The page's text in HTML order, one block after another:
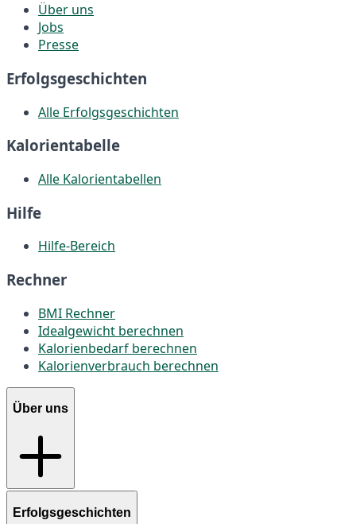
Über uns
Jobs
Presse
Erfolgsgeschichten
Alle Erfolgsgeschichten
Kalorientabelle
Alle Kalorientabellen
Hilfe
Hilfe-Bereich
Rechner
BMI Rechner
Idealgewicht berechnen
Kalorienbedarf berechnen
Kalorienverbrauch berechnen
Über uns
Erfolgsgeschichten